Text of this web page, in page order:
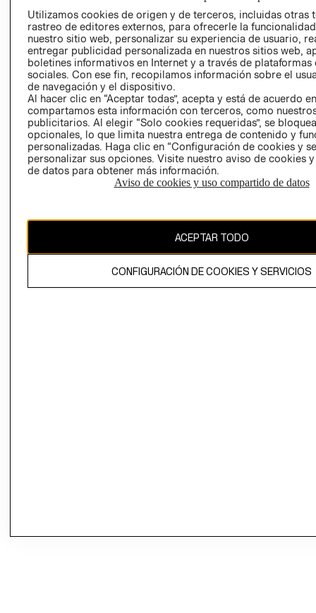
AVISO DE
COOKIES
LIBRO DE
Ecuador ($)
propiedad de H&M Hennes & Mauritz AB.
Utilizamos cookies de origen y de terceros, incluidas otras
rastreo de editores externos, para ofrecerle la
nuestro sitio web, personalizar su experiencia de usuario,
entregar publicidad personalizada en nuestros sitios web,
boletines informativos en Internet y a través de plataformas
sociales. Con ese fin, recopilamos información sobre el
de navegación y el dispositivo.
Al hacer clic en “Aceptar todas”, acepta y está de acuerdo
compartamos esta información con terceros, como
publicitarios. Al elegir “Solo cookies requeridas”, se
opcionales, lo que limita nuestra entrega de contenido y
personalizadas. Haga clic en “Configuración de cookies y
personalizar sus opciones. Visite nuestro aviso de cookies
de datos para obtener más información.
Aviso de cookies y uso compartido de datos
ACEPTAR TODO
CONFIGURACIÓN DE COOKIES Y SERVICIOS